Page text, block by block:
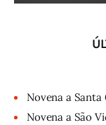
Novena a Santa
Novena a São